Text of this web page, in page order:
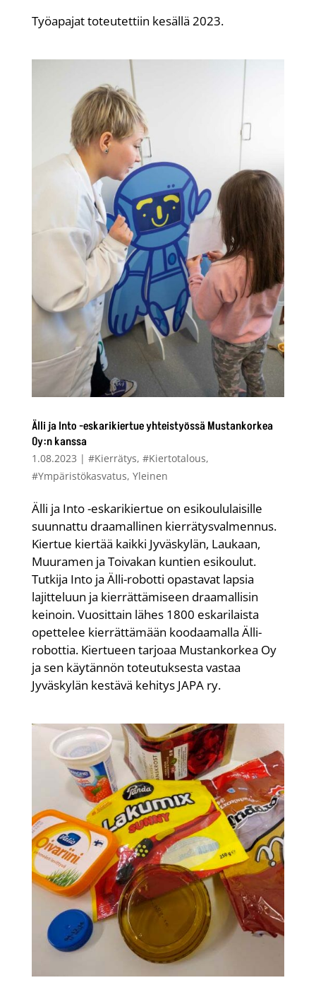
Työapajat toteutettiin kesällä 2023.
Älli ja Into -eskarikiertue yhteistyössä Mustankorkea
Oy:n kanssa
1.08.2023 | #Kierrätys, #Kiertotalous,
#Ympäristökasvatus, Yleinen
Älli ja Into -eskarikiertue on esikoululaisille
suunnattu draamallinen kierrätysvalmennus.
Kiertue kiertää kaikki Jyväskylän, Laukaan,
Muuramen ja Toivakan kuntien esikoulut.
Tutkija Into ja Älli-robotti opastavat lapsia
lajitteluun ja kierrättämiseen draamallisin
keinoin. Vuosittain lähes 1800 eskarilaista
opettelee kierrättämään koodaamalla Älli-
robottia. Kiertueen tarjoaa Mustankorkea Oy
ja sen käytännön toteutuksesta vastaa
Jyväskylän kestävä kehitys JAPA ry.